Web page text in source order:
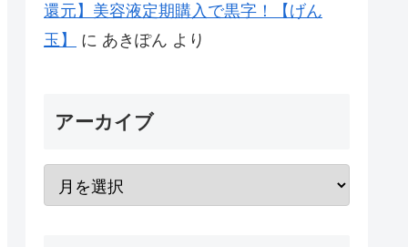
還元】美容液定期購入で黒字！【げん
玉】
に あきぽん より
アーカイブ